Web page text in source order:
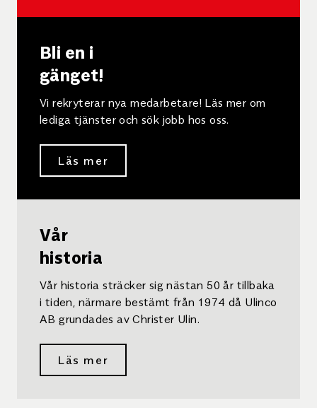
Bli en i
gänget!
Vi rekryterar nya medarbetare! Läs mer om
lediga tjänster och sök jobb hos oss.
Läs mer
Vår
historia
Vår historia sträcker sig nästan 50 år tillbaka
i tiden, närmare bestämt från 1974 då Ulinco
AB grundades av Christer Ulin.
Läs mer